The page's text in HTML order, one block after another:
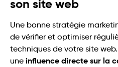
son site web
Une bonne stratégie
de vérifier et optimiser
techniques de votre site
une influence directe sur la